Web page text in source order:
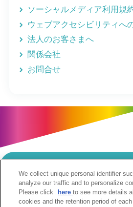
ソーシャルメディア利用規
ウェブアクセシビリティへ
法人のお客さまへ
関係会社
お問合せ
当サイトのご利用にあたって
個人情報の取扱いについて
Cookie
We collect unique personal identifier
analyze our traffic and to personalize
Please click
hereto see more details
cookies and the retention period of